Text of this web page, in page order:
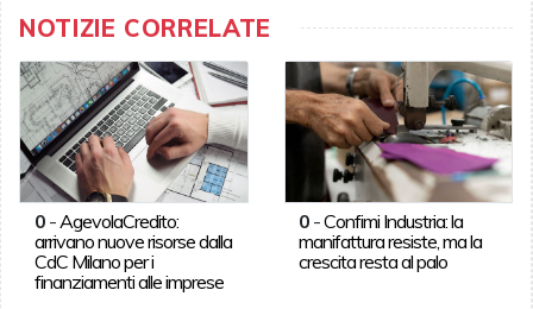
NOTIZIE CORRELATE
0- AgevolaCredito:
arrivano nuove risorse dalla
CdC Milano per i
finanziamenti alle imprese
0 -Confimi Industria: la
manifattura resiste, ma la
crescita resta al palo